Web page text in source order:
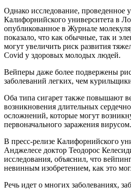
Однако исследование, проведенное
Калифорнийского университета в
опубликованное в Журнале
показало, что как обычные, так и
могут увеличить риск развития
Covid у здоровых молодых людей.
Вейперы даже более подвержены
заболеваний легких, чем
Оба типа сигарет также повышают
возникновения длительных
осложнений, которые могут
первоначального заражения вирусом.
В пресс-релизе Калифорнийского
Анджелесе доктор Теодорос
исследования, объяснил, что
невинным изобретением, как это
Речь идет о многих заболеваниях,